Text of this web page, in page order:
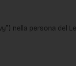
nella persona